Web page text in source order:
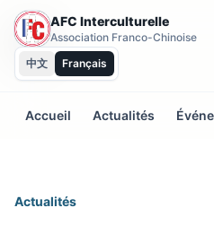
AFC Interculturelle
Association Franco-Chinoise
中文
Français
Accueil Actualités
Actualités